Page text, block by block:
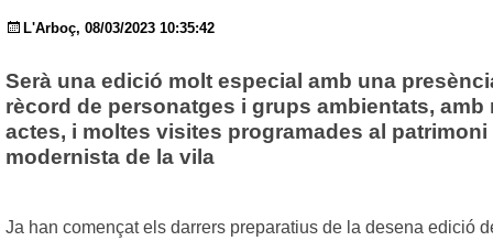
L'Arboç, 08/03/2023 10:35:42
Serà una edició molt especial amb una
rècord de personatges i grups ambientats, amb
actes, i moltes visites programades al patrimoni
modernista de la vila
Ja han començat els darrers preparatius de la desena edició